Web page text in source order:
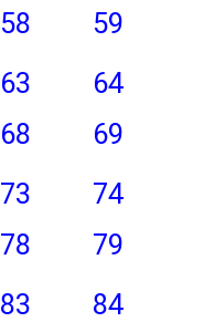
58
59
63
64
68
69
73
74
78
79
83
84